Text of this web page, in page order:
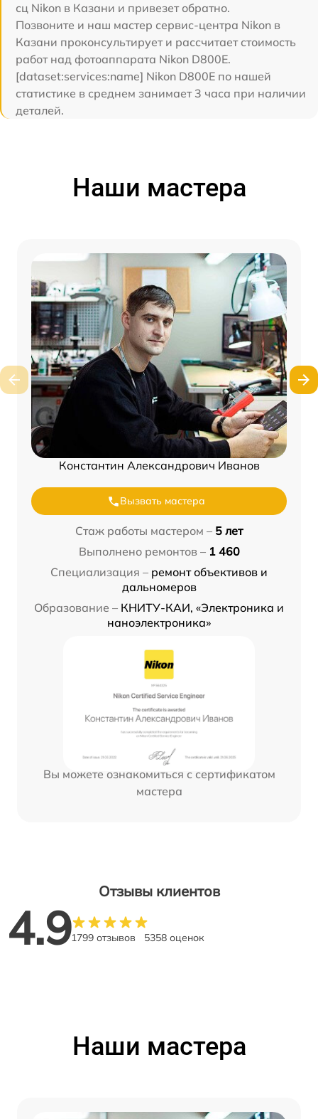
сц Nikon в Казани и привезет обратно.
Позвоните и наш мастер сервис-центра Nikon в
Казани проконсультирует и рассчитает стоимость
работ над фотоаппарата Nikon D800E.
[dataset:services:name] Nikon D800E по нашей
статистике в среднем занимает 3 часа при наличии
деталей.
Наши мастера
Константин Александрович Иванов
Вызвать мастера
Стаж работы мастером – 5 лет
Выполнено ремонтов – 1 460
Специализация – ремонт объективов и
дальномеров
Образование – КНИТУ-КАИ, «Электроника и
наноэлектроника»
Вы можете ознакомиться с сертификатом
мастера
Отзывы клиентов
4.91799 отзывов 5358 оценок
Наши мастера